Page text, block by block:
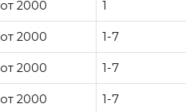
от 2000 1
от 2000 1-7
от 2000 1-7
от 2000 1-7